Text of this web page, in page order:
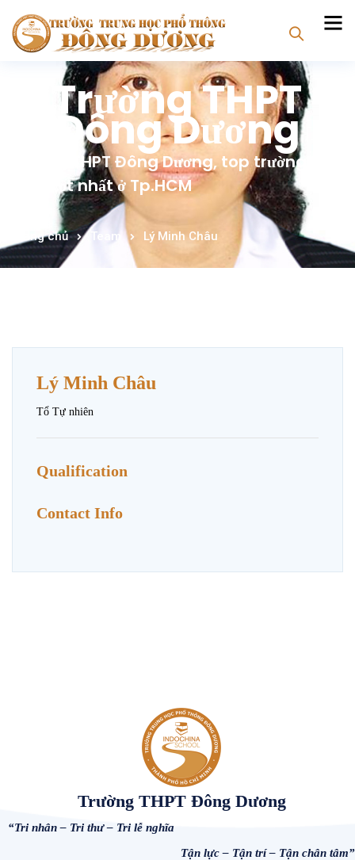
Trường THPT
Đông Dương
Trường THPT Đông Dương, top trường tư
thục tốt nhất ở Tp.HCM
Trang chủ Team Lý Minh Châu
Lý Minh Châu
Tổ Tự nhiên
Qualification
Contact Info
Trường THPT Đông Dương
“Tri nhân – Tri thư – Tri lễ nghĩa
Tận lực – Tận trí – Tận chân tâm”